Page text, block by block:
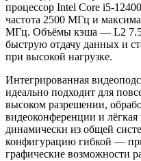
процессор Intel Core i5-
частота 2500 МГц и
МГц. Объёмы кэша — L2
быструю отдачу данных и
при высокой нагрузке.
Интегрированная
идеально подходит для
высоком разрешении,
видеоконференции и
динамически из общей
конфигурацию гибкой —
графические возможности